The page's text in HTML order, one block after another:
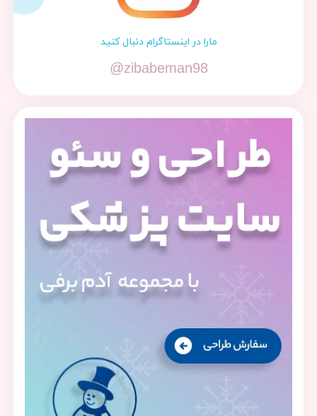
مارا در اینستاگرام دنبال کنید
@zibabeman98